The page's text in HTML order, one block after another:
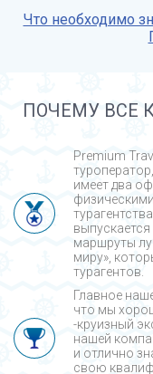
Что необходимо
ПОЧЕМУ ВСЕ
Premium
имеет два
маршруты
миру»,
турагентов.
Главное
что мы
-круизный
нашей
и отлично
свою